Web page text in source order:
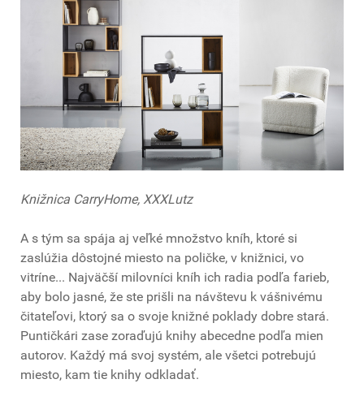
Knižnica CarryHome, XXXLutz
A s tým sa spája aj veľké množstvo kníh, ktoré si
zaslúžia dôstojné miesto na poličke, v knižnici, vo
vitríne... Najväčší milovníci kníh ich radia podľa farieb,
aby bolo jasné, že ste prišli na návštevu k vášnivému
čitateľovi, ktorý sa o svoje knižné poklady dobre stará.
Puntičkári zase zoraďujú knihy abecedne podľa mien
autorov. Každý má svoj systém, ale všetci potrebujú
miesto, kam tie knihy odkladať.